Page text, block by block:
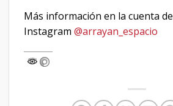
Más información en la cuenta de
Instagram @arrayan_espacio